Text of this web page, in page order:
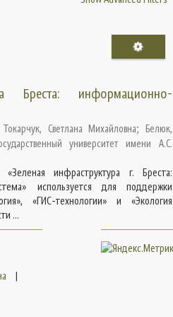
Бреста: информационно-
Токарчук, Светлана Михайловна; Белюк,
университет имени А.С.
инфраструктура г. Бреста:
используется для поддержки
«ГИС-технологии» и «Экология
...
|